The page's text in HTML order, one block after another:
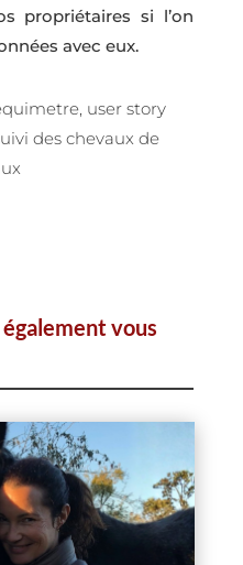
propriétaires si l’on
avec eux.
user story
des chevaux de
vous